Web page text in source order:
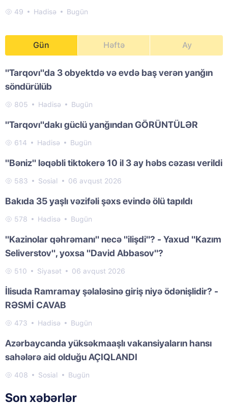
49 Hadisə Bugün
Gün Həftə Ay
"Tarqovı"da 3 obyektdə və evdə baş verən yanğın
söndürülüb
805 Hadisə Bugün
"Tarqovı"dakı güclü yanğından GÖRÜNTÜLƏR
614 Hadisə Bugün
"Bəniz" ləqəbli tiktokerə 10 il 3 ay həbs cəzası verildi
583 Sosial 06 avqust 2026
Bakıda 35 yaşlı vəzifəli şəxs evində ölü tapıldı
578 Hadisə Bugün
"Kazinolar qəhrəmanı" necə "ilişdi"? - Yaxud "Kazım
Seliverstov", yoxsa "David Abbasov"?
510 Siyasət 06 avqust 2026
İlisuda Ramramay şəlaləsinə giriş niyə ödənişlidir? -
RƏSMİ CAVAB
473 Hadisə Bugün
Azərbaycanda yüksəkmaaşlı vakansiyaların hansı
sahələrə aid olduğu AÇIQLANDI
408 Sosial Bugün
Son xəbərlər